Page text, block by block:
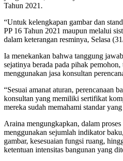
Tahun 2021.
“Untuk kelengkapan gambar dan
PP 16 Tahun 2021 maupun melalui
dalam keterangan resminya, Selasa
Ia menekankan bahwa tanggung
sejatinya berada pada pihak
menggunakan jasa konsultan
“Sesuai amanat aturan, perencanaan
konsultan yang memiliki sertifikat
mereka sudah memahami standar
Araina mengungkapkan, dalam
menggunakan sejumlah indikator
gambar, kesesuaian fungsi ruang,
ketentuan intensitas bangunan yang